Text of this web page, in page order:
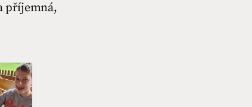
příjemná,